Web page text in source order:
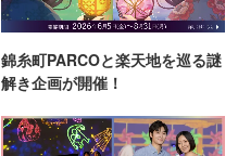
錦糸町PARCOと楽天地を巡る謎
解き企画が開催！